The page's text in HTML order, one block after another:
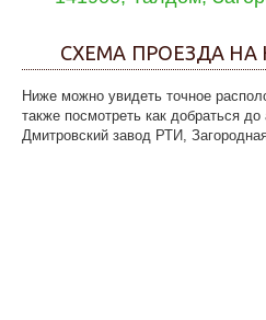
СХЕМА ПРОЕЗДА НА
Ниже можно увидеть точное
также посмотреть как добраться
Дмитровский завод РТИ,